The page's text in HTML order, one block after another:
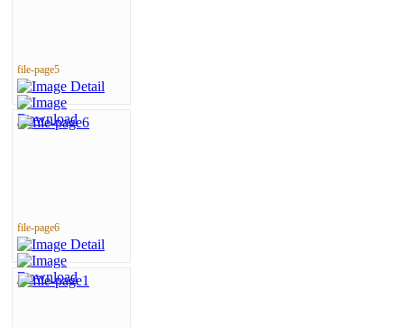
file-page5
file-page6